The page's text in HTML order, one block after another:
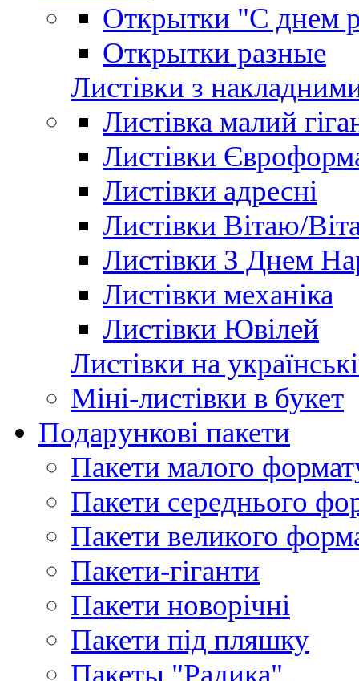
Открытки "С днем
Открытки разные
Листівки з
Листівка малий
Листівки
Листівки адресні
Листівки Вітаю/
Листівки З Днем
Листівки механіка
Листівки Ювілей
Листівки на
Міні-листівки в букет
Подарункові пакети
Пакети малого
Пакети середнього
Пакети великого
Пакети-гіганти
Пакети новорічні
Пакети під пляшку
Пакеты "Радика"